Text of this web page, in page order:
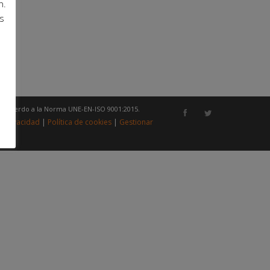
a la Norma UNE-EN-ISO 9001:2015.
privacidad | Política de cookies | Gestionar